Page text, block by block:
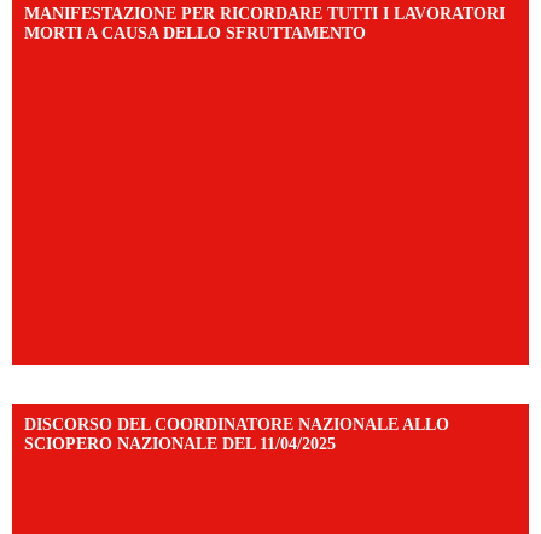
MANIFESTAZIONE PER RICORDARE TUTTI I LAVORATORI
MORTI A CAUSA DELLO SFRUTTAMENTO
DISCORSO DEL COORDINATORE NAZIONALE ALLO
SCIOPERO NAZIONALE DEL 11/04/2025